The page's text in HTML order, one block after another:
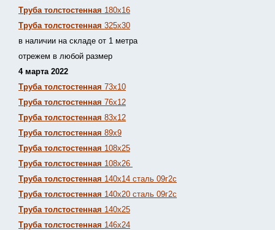
Труба толстостенная 180х16
Труба толстостенная 325х30
в наличии на складе от 1 метра
отрежем в любой размер
4 марта 2022
Труба толстостенная 73х10
Труба толстостенная 76х12
Труба толстостенная 83х12
Труба толстостенная 89х9
Труба толстостенная 108х25
Труба толстостенная 108х26
Труба толстостенная 140х14 сталь 09г2с
Труба толстостенная 140х20 сталь 09г2с
Труба толстостенная 140х25
Труба толстостенная 146х24